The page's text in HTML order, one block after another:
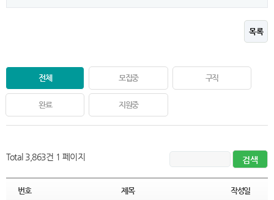
목록
전체 모집중 구직
완료 지원중
Total 3,863건 1 페이지
번호 제목 작성일